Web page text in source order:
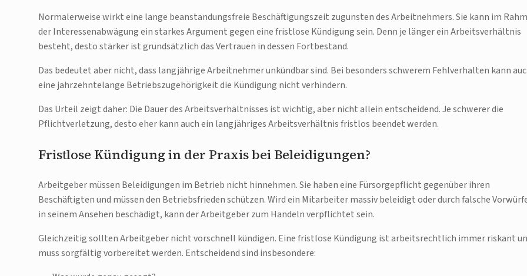
Normalerweise wirkt eine lange beanstandungsfreie Beschäftigungszeit zugunsten des Arbeitnehmers. Sie kann im
der Interessenabwägung ein starkes Argument gegen eine fristlose Kündigung sein. Denn je länger ein Arbeitsverhältnis
besteht, desto stärker ist grundsätzlich das Vertrauen in dessen Fortbestand.
Das bedeutet aber nicht, dass langjährige Arbeitnehmer unkündbar sind. Bei besonders schwerem Fehlverhalten kann
eine jahrzehntelange Betriebszugehörigkeit die Kündigung nicht verhindern.
Das Urteil zeigt daher: Die Dauer des Arbeitsverhältnisses ist wichtig, aber nicht allein entscheidend. Je schwerer die
Pflichtverletzung, desto eher kann auch ein langjähriges Arbeitsverhältnis fristlos beendet werden.
Fristlose Kündigung in der Praxis bei Beleidigungen?
Arbeitgeber müssen Beleidigungen im Betrieb nicht hinnehmen. Sie haben eine Fürsorgepflicht gegenüber ihren
Beschäftigten und müssen den Betriebsfrieden schützen. Wird ein Mitarbeiter massiv beleidigt oder durch falsche
in seinem Ansehen beschädigt, kann der Arbeitgeber zum Handeln verpflichtet sein.
Gleichzeitig sollten Arbeitgeber nicht vorschnell kündigen. Eine fristlose Kündigung ist arbeitsrechtlich immer riskant
muss sorgfältig vorbereitet werden. Entscheidend sind insbesondere: